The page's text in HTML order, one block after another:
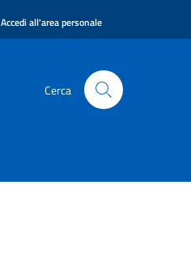
Accedi all'area personale
Cerca